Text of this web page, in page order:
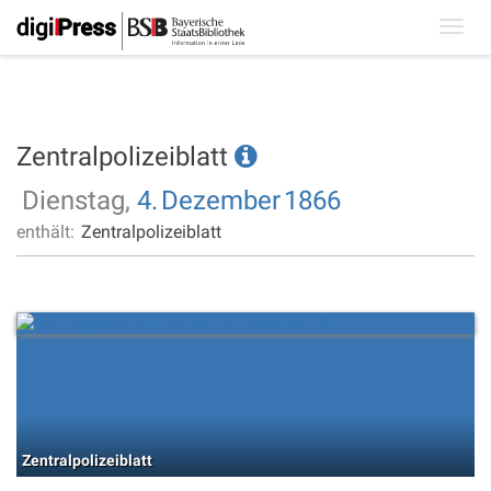
Zentralpolizeiblatt
Dienstag, 4. Dezember1866
enthält: Zentralpolizeiblatt
Zentralpolizeiblatt